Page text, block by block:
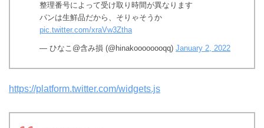
整理番号によって受け取り時間が異なります
パンは生鮮品だから、そりゃそうか
pic.twitter.com/xraVw3Ztha
— ひなこ@含み損 (@hinakoooooooqq) January 2, 2022
https://platform.twitter.com/widgets.js